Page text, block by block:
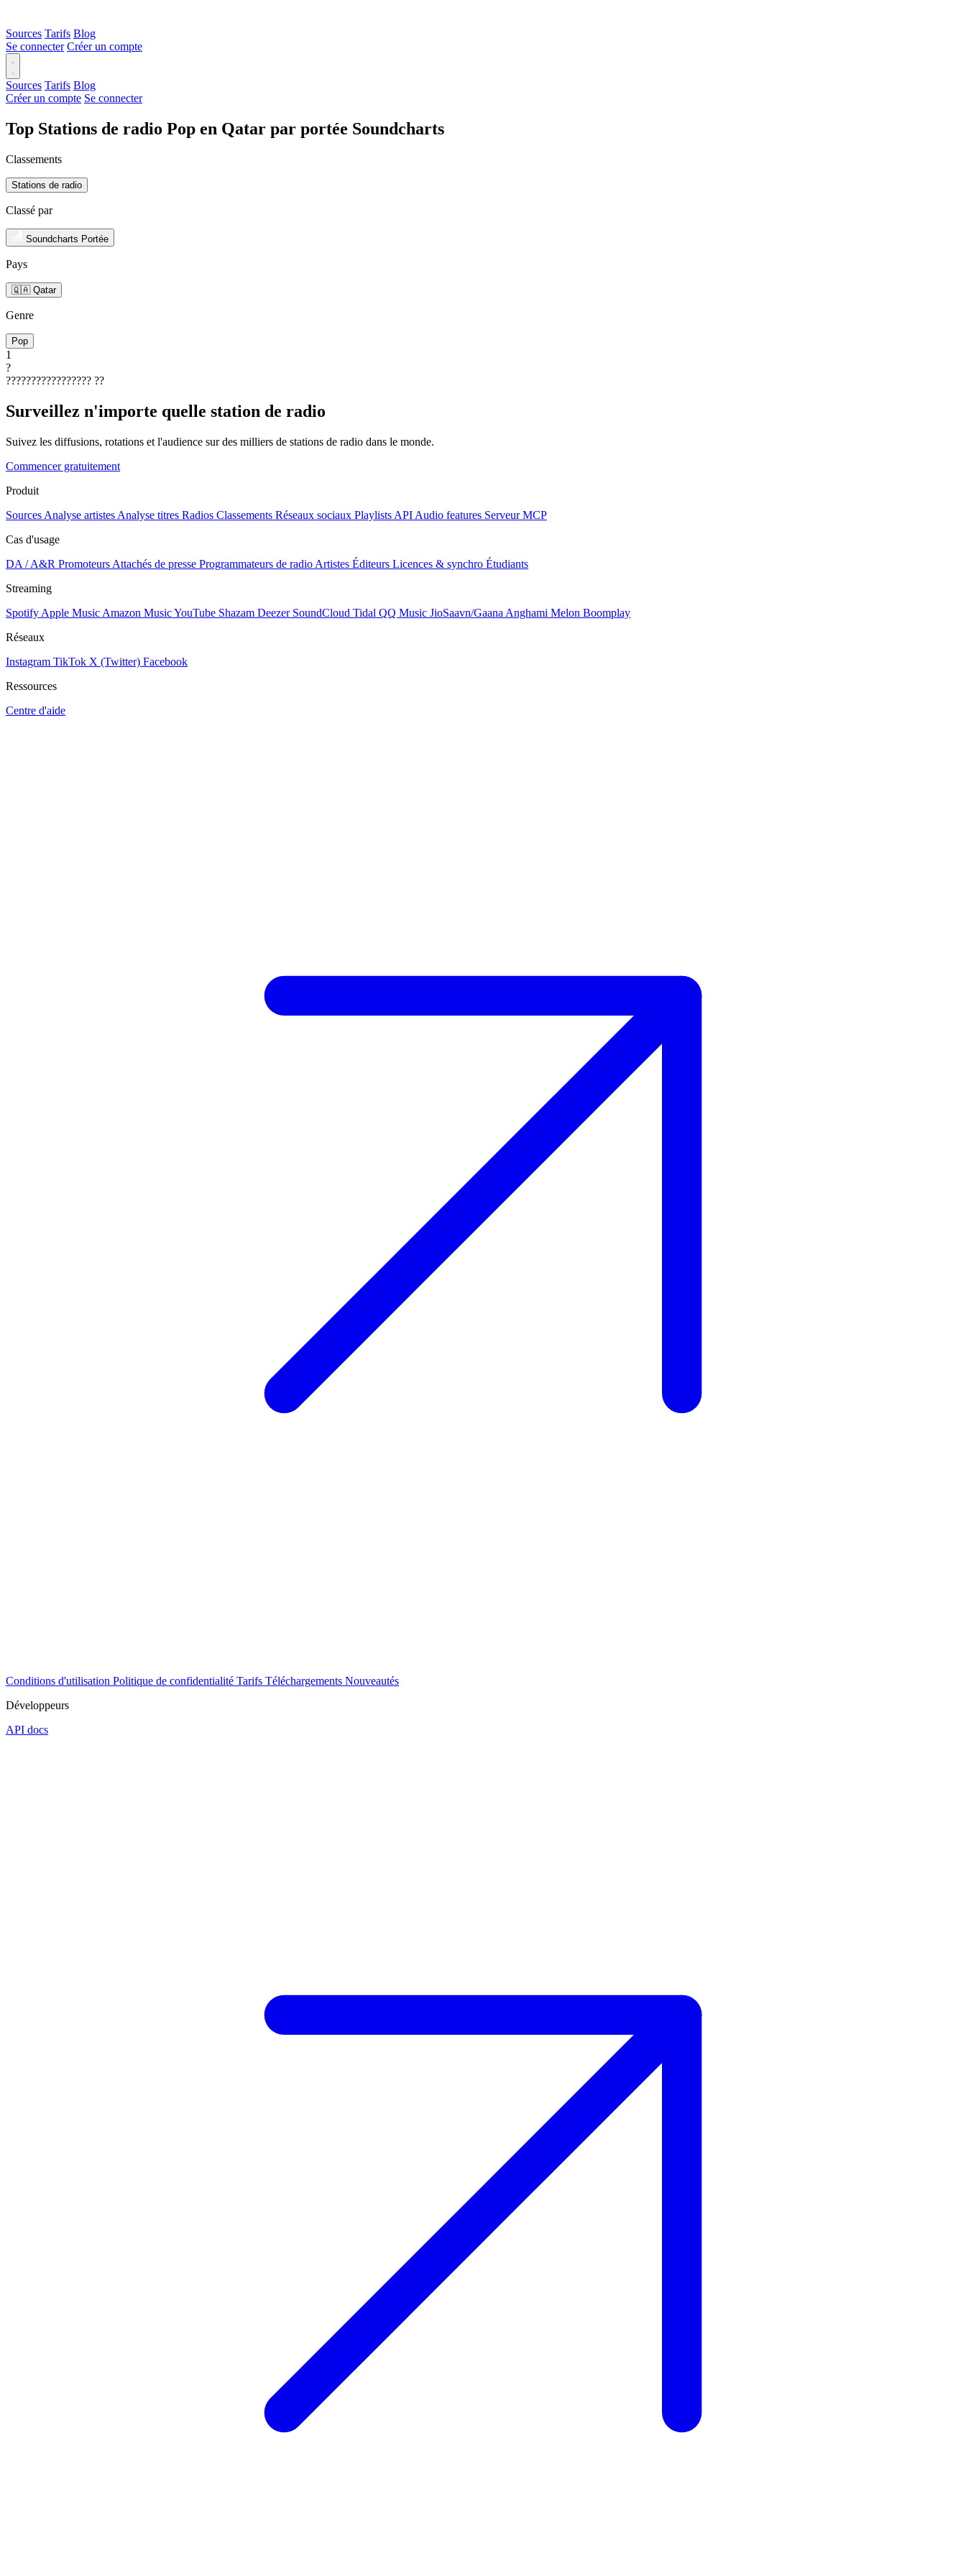
Sources Tarifs Blog
Se connecter Créer un compte
Sources Tarifs Blog
Créer un compte Se connecter
Top Stations de radio Pop en Qatar par portée Soundcharts
Classements
Stations de radio
Classé par
Soundcharts Portée
Pays
🇶🇦 Qatar
Genre
Pop
1
?
????????????????? ??
Surveillez n'importe quelle station de radio
Suivez les diffusions, rotations et l'audience sur des milliers de stations de radio dans le monde.
Commencer gratuitement
Produit
Sources Analyse artistes Analyse titres Radios Classements Réseaux sociaux Playlists API Audio features Serveur MCP
Cas d'usage
DA / A&R Promoteurs Attachés de presse Programmateurs de radio Artistes Éditeurs Licences & synchro Étudiants
Streaming
Spotify Apple Music Amazon MusicYouTube Shazam Deezer SoundCloud Tidal QQ Music JioSaavn/Gaana Anghami Melon Boomplay
Réseaux
Instagram TikTok X (Twitter) Facebook
Ressources
Centre d'aide
Conditions d'utilisation Politique de confidentialité Tarifs Téléchargements Nouveautés
Développeurs
API docs